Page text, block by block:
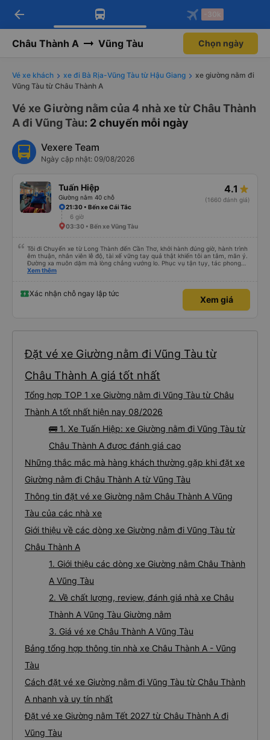
Tải app Vexere ngay!
Nhận ưu đãi thành viên độc
Mở app
Tải app Vexere
-30k/ghế khi đặt vé máy bay qua
Mở app
arrow_back -30k
Châu Thành A Vũng Tàu Chọn ngày
Vé xe khách xe đi Bà Rịa-Vũng Tàu từ Hậu Giang
xe giường nằm đi
Vũng Tàu từ Châu Thành A
Vé xe Giường nằm của 4 nhà xe từ Châu Thành
A đi Vũng Tàu: 2 chuyến mỗi ngày
Vexere Team
Ngày cập nhật: 09/08/2026
Tuấn Hiệp
Giường nằm 40 chỗ
4.1
(1660 đánh giá)
21:30 • Bến xe Cái Tắc
6 giờ
03:30 • Bến xe Vũng Tàu
Tôi đi Chuyến xe từ Long Thành đến Cần Thơ, khởi hành đúng giờ, hành trình
êm thuận, nhân viên lễ độ, tài xế vững tay quả thật khiến tôi an tâm, mãn ý.
Đường xa muôn dặm mà lòng chẳng vướng lo. Phục vụ tận tụy, tác phong
nghiêm cẩn, hiếm thấy giữa thời buổi kim tiền vội vã. Xã hội loạn đạo. Xin gửi
Xem thêm
Xác nhận chỗ ngay lập tức
Xem giá
Đặt vé xe Giường nằm đi Vũng Tàu từ
Châu Thành A giá tốt nhất
Tổng hợp TOP 1 xe Giường nằm đi Vũng Tàu từ Châu
Thành A tốt nhất hiện nay 08/2026
🚌 1. Xe Tuấn Hiệp: xe Giường nằm đi Vũng Tàu từ
Châu Thành A được đánh giá cao
Những thắc mắc mà hàng khách thường gặp khi đặt xe
Giường nằm đi Châu Thành A từ Vũng Tàu
Thông tin đặt vé xe Giường nằm Châu Thành A Vũng
Tàu của các nhà xe
Giới thiệu về các dòng xe Giường nằm đi Vũng Tàu từ
Châu Thành A
1. Giới thiệu các dòng xe Giường nằm Châu Thành
A Vũng Tàu
2. Về chất lượng, review, đánh giá nhà xe Châu
Thành A Vũng Tàu Giường nằm
3. Giá vé xe Châu Thành A Vũng Tàu
Bảng tổng hợp thông tin nhà xe Châu Thành A - Vũng
Tàu
Cách đặt vé xe Giường nằm đi Vũng Tàu từ Châu Thành
A nhanh và uy tín nhất
Đặt vé xe Giường nằm Tết 2027 từ Châu Thành A đi
Vũng Tàu